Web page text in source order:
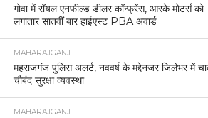
गोवा में रॉयल एनफील्ड डीलर कॉन्फ्रेंस, आरके मोटर्स को
लगातार सातवीं बार हाईएस्ट PBA अवार्ड
MAHARAJGANJ
महराजगंज पुलिस अलर्ट, नववर्ष के मद्देनजर जिलेभर में
चौबंद सुरक्षा व्यवस्था
MAHARAJGANJ